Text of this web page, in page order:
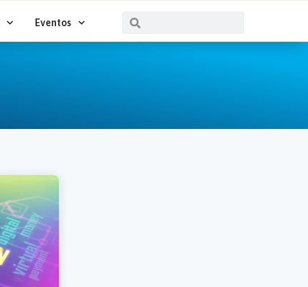
Eventos Buscar